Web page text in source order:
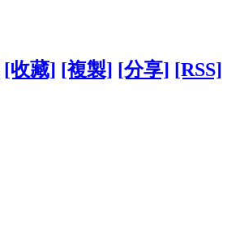
[收藏] [複製] [分享] [RSS]